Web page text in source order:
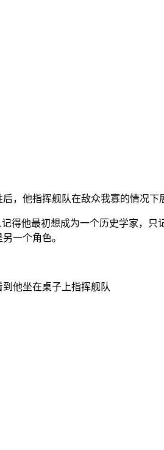
，他指挥舰队在敌众我寡的情况
得他最初想成为一个历史学家，只
一个角色。
他坐在桌子上指挥舰队